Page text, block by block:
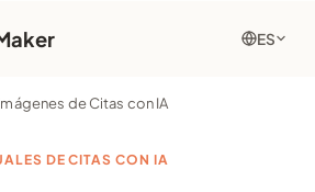
ES
de Citas con IA
DE CITAS CON IA